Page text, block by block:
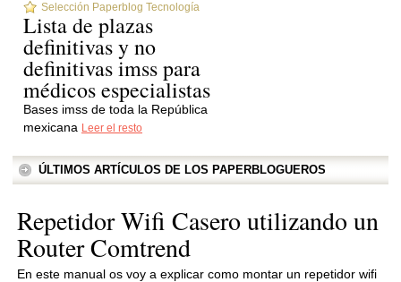
Selección Paperblog Tecnología
Lista de plazas
definitivas y no
definitivas imss para
médicos especialistas
Bases imss de toda la República
mexicana Leer el resto
ÚLTIMOS ARTÍCULOS DE LOS PAPERBLOGUEROS
Repetidor Wifi Casero utilizando un
Router Comtrend
En este manual os voy a explicar como montar un repetidor wifi